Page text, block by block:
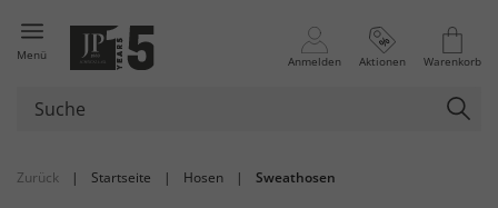
Menü Anmelden Aktionen Warenkorb
Zurück | Startseite | Hosen | Sweathosen